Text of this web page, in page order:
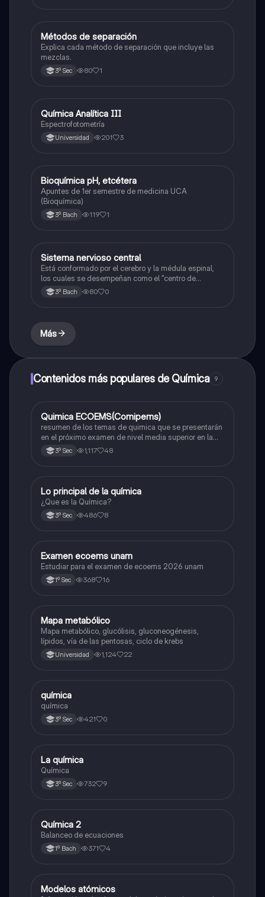
Química
Métodos de separación
Explica cada método de separación que incluye las
mezclas.
3º Sec 80 1
Química
Química Analítica III
Espectrofotometría
Universidad 201 3
Química
Bioquímica pH, etcétera
Apuntes de 1er semestre de medicina UCA
(Bioquímica)
3º Bach 119 1
Química
Sistema nervioso central
Está conformado por el cerebro y la médula espinal,
los cuales se desempeñan como el "centro de
procesamiento" principal para todo el sistema
nervioso y controlan todas las funciones del cuerpo.
3º Bach 80 0
Más
Contenidos más populares de Química 9
Química
Quimica ECOEMS(Comipems)
resumen de los temas de quimica que se presentarán
en el próximo examen de nivel media superior en la
zona metropolitana de el valle de México
3º Sec 1,117 48
Química
Lo principal de la química
¿Que es la Química?
3º Sec 486 8
Español
Examen ecoems unam
Estudiar para el examen de ecoems 2026 unam
1º Sec 368 16
Biología
Mapa metabólico
Mapa metabólico, glucólisis, gluconeogénesis,
lípidos, vía de las pentosas, ciclo de krebs
Universidad 1,124 22
Química
química
química
3º Sec 421 0
Química
La química
Química
3º Sec 732 9
Química
Química 2
Balanceo de ecuaciones
1º Bach 371 4
Química
Modelos atómicos